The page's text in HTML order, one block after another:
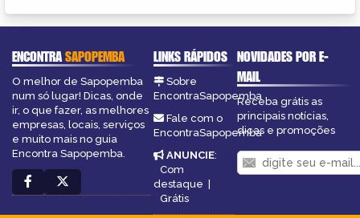
ENCONTRASAPOPEMBA
O melhor de Sapopemba
num só lugar! Dicas, onde
ir, o que fazer, as melhores
empresas, locais, serviços
e muito mais no guia
Encontra Sapopemba.
LINKS RÁPIDOS
Sobre
EncontraSapopemba
Fale com o
EncontraSapopemba
ANUNCIE:
Com
destaque |
Grátis
NOVIDADES POR E-
MAIL
Receba grátis as
principais notícias,
dicas e promoções